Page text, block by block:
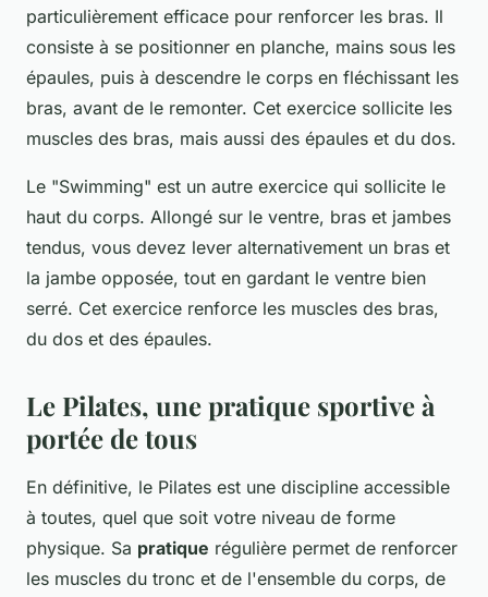
particulièrement efficace pour renforcer les bras. Il
consiste à se positionner en planche, mains sous les
épaules, puis à descendre le corps en fléchissant les
bras, avant de le remonter. Cet exercice sollicite les
muscles des bras, mais aussi des épaules et du dos.
Le "Swimming" est un autre exercice qui sollicite le
haut du corps. Allongé sur le ventre, bras et jambes
tendus, vous devez lever alternativement un bras et
la jambe opposée, tout en gardant le ventre bien
serré. Cet exercice renforce les muscles des bras,
du dos et des épaules.
Le Pilates, une pratique sportive à
portée de tous
En définitive, le Pilates est une discipline accessible
à toutes, quel que soit votre niveau de forme
physique. Sa pratique régulière permet de renforcer
les muscles du tronc et de l'ensemble du corps, de